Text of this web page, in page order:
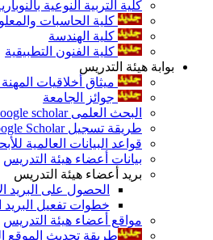
كلية التربية النوعية
كلية الحاسبات
كلية الهندسة
كلية الفنون التطبيقية
بوابة هيئة التدريس
ميثاق أخلاقيات
جوائز الجامعة
البحث العلمى Google scholar
طريقة تسجيل Google Scholar
قواعد البيانات العالمية
بيانات أعضاء هيئة التدريس
بريد أعضاء هيئة التدريس
الحصول على البريد
خطوات تفعيل البريد
مواقع أعضاء هيئة التدريس
طريقة تحديث الموقع